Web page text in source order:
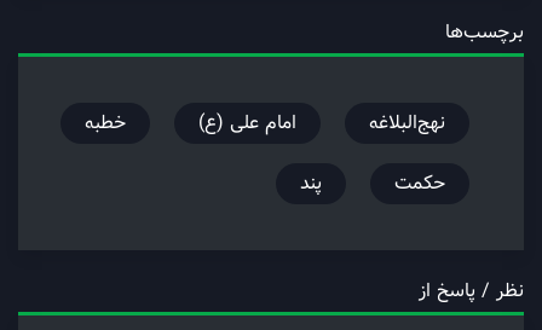
برچسب‌ها
نهج‌البلاغه امام علی (ع)
خطبه
حکمت
پند
نظر / پاسخ از